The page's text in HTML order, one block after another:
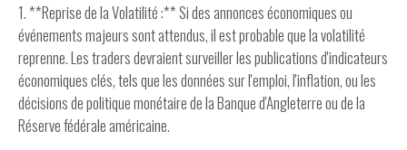
1. **Reprise de la Volatilité :** Si des annonces économiques ou
événements majeurs sont attendus, il est probable que la volatilité
reprenne. Les traders devraient surveiller les publications d'indicateurs
économiques clés, tels que les données sur l'emploi, l'inflation, ou les
décisions de politique monétaire de la Banque d'Angleterre ou de la
Réserve fédérale américaine.